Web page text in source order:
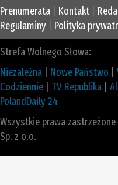
Prenumerata Kontakt
Regulaminy
Polityka
Strefa Wolnego Słowa:
Niezależna
Nowe Państwo
Codziennie
TV Republika
PolandDaily 24
Wszystkie prawa
Sp. z o.o.